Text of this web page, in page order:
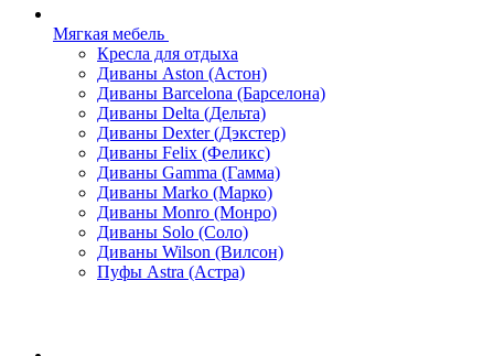
Мягкая мебель
Кресла для отдыха
Диваны Aston (Астон)
Диваны Barcelona (Барселона)
Диваны Delta (Дельта)
Диваны Dexter (Дэкстер)
Диваны Felix (Феликс)
Диваны Gamma (Гамма)
Диваны Marko (Марко)
Диваны Monro (Монро)
Диваны Solo (Соло)
Диваны Wilson (Вилсон)
Пуфы Astra (Астра)